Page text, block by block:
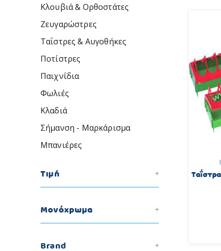
Κλουβιά & Ορθοστάτες
Ζευγαρώστρες
Ταΐστρες & Αυγοθήκες
Ποτίστρες
Παιχνίδια
Φωλιές
Κλαδιά
Σήμανση - Μαρκάρισμα
Μπανιέρες
Τιμή
Μονόχρωμα
Brand